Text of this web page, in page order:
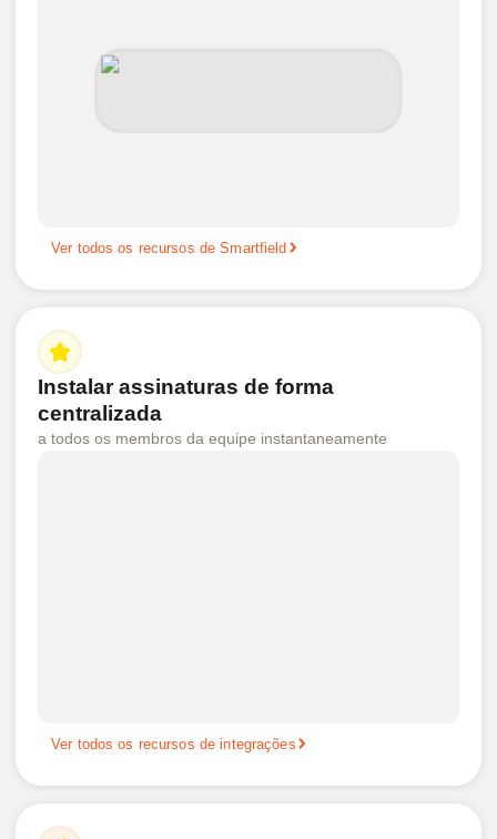
Ver todos os recursos de Smartfield
Instalar assinaturas de forma
centralizada
a todos os membros da equipe instantaneamente
Ver todos os recursos de integrações